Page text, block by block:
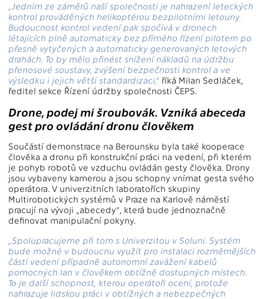
„Jedním ze záměrů naší společnosti je nahrazení leteckých
kontrol prováděných helikoptérou bezpilotními letouny.
Budoucnost kontrol vedení pak spočívá v dronech
létajících plně automaticky bez přímého řízení pilotem po
přesně vytyčených a automaticky generovaných letových
drahách. To by mělo přinést snížení nákladů na údržbu
přenosové soustavy, zvýšení bezpečnosti kontrol a ve
výsledku i jejich větší standardizaci,“ říká Milan Sedláček,
ředitel sekce Řízení údržby společnosti ČEPS.
Drone, podej mi šroubovák. Vzniká abeceda
gest pro ovládání dronu člověkem
Součástí demonstrace na Berounsku byla také kooperace
člověka a dronu při konstrukční práci na vedení, při kterém
je pohyb robotů ve vzduchu ovládán gesty člověka. Drony
jsou vybaveny kamerou a jsou schopny vnímat gesta svého
operátora. V univerzitních laboratořích skupiny
Multirobotických systémů v Praze na Karlově náměstí
pracují na vývoji „abecedy“, která bude jednoznačně
definovat manipulační pokyny.
„Spolupracujeme při tom s Univerzitou v Soluni. Systém
bude možné v budoucnu využít pro instalaci rozměrnějších
částí vedení případně autonomní zavážení kabelů
pomocných lan v člověkem obtížně dostupných místech.
To je další schopnost, kterou operátoři ocení, protože
nahrazuje lidskou práci v obtížných a nebezpečných